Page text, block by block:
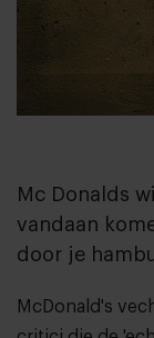
Mc Donalds
vandaan
door je
McDonald's